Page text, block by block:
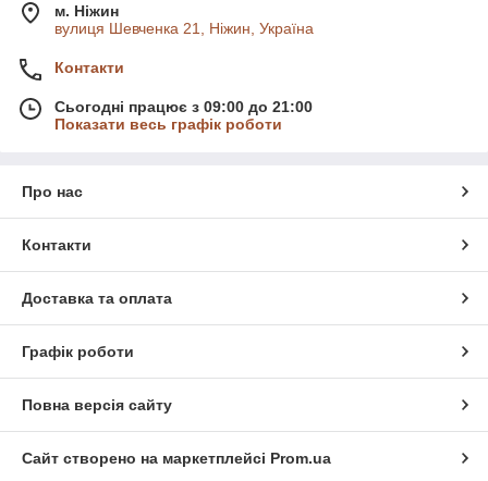
м. Ніжин
вулиця Шевченка 21, Ніжин, Україна
Контакти
Сьогодні працює з 09:00 до 21:00
Показати весь графік роботи
Про нас
Контакти
Доставка та оплата
Графік роботи
Повна версія сайту
Сайт створено на маркетплейсі Prom.ua